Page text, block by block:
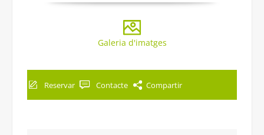
Galeria d'imatges
Reservar Contacte Compartir